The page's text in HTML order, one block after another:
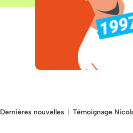
Dernières nouvelles Témoignage